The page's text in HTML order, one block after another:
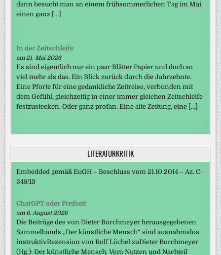
dann besucht man an einem frühsommerlichen Tag im Mai
einen ganz […]
In der Zeitschleife
am 21. Mai 2026
Es sind eigentlich nur ein paar Blätter Papier und doch so
viel mehr als das. Ein Blick zurück durch die Jahrzehnte.
Eine Pforte für eine gedankliche Zeitreise, verbunden mit
dem Gefühl, gleichzeitig in einer immer gleichen Zeitschleife
festzustecken. Oder ganz profan: Eine alte Zeitung, eine […]
LITERATURKRITIK
Embedded gemäß EuGH – Beschluss vom 21.10.2014 – Az. C-
348/13
ChatGPT oder Freiheit
am 6. August 2026
Die Beiträge des von Dieter Borchmeyer herausgegebenen
Sammelbands „Der künstliche Mensch“ sind ausnahmslos
instruktivRezension von Rolf Löchel zuDieter Borchmeyer
(Hg.): Der künstliche Mensch. Vom Nutzen und Nachteil